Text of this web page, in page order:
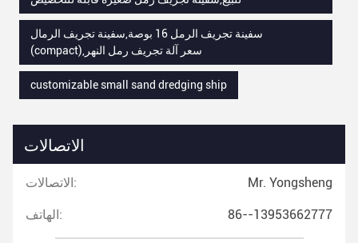
سفينة تجريف الرمل 16 بوصة,سفينة تجريف الرمال
(compact),سعر آلة تجريف رمل النهر
customizable small sand dredging ship
الاتصالات
الاتصالات: Mr. Yongsheng
الهاتف: 86--13953662777